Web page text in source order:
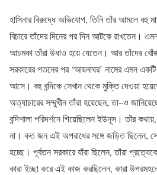
হাসিনারবিরুদ্ধেঅভিযোগ, তিনিতাঁরআমলেবহু
বিচারেতাঁদেরদিনেরপরদিনআটকেরাখতেন।
আচমকাতাঁরাউধাও হয়েযেতেন। আরতাঁদের
সরকারেরপতনেরপর ‘আয়নাঘর’ নামেরএমনএকটি
আসে। বহুবন্দিকেসেখানথেকেমুক্তিদেওয়া
অত্যাচারেরসম্মুখীনতাঁরাহয়েছেন,তা–ও
বন্দিশালাপরিদর্শনেগিয়েছিলেনইউনূস। তাঁরকথায়,
না। কতজনএইঅপরাধেরসঙ্গেজড়িতছিলেন,
হচ্ছে। পূর্বতনসরকারেযাঁরাছিলেন,তাঁরা
কারাইচ্ছাকরেএইকাজকরছিলেন, কারা